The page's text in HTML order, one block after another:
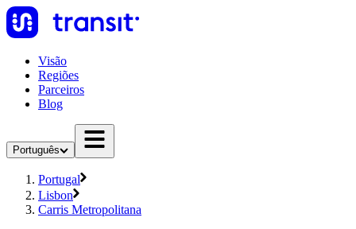
Visão
Regiões
Parceiros
Blog
Português
Portugal
Lisbon
Carris Metropolitana